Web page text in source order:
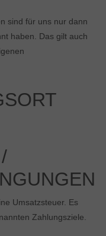
sind für uns nur dann
haben. Das gilt auch
Umsatzsteuer. Es
Zahlungsziele.